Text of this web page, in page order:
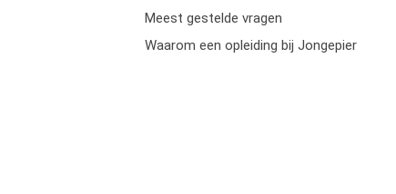
Meest gestelde vragen
Waarom een opleiding bij Jongepier